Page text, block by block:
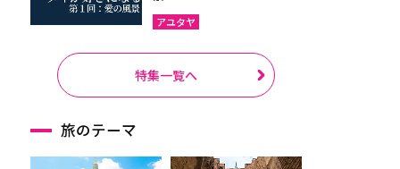
アユタヤ
特集一覧へ
旅のテーマ